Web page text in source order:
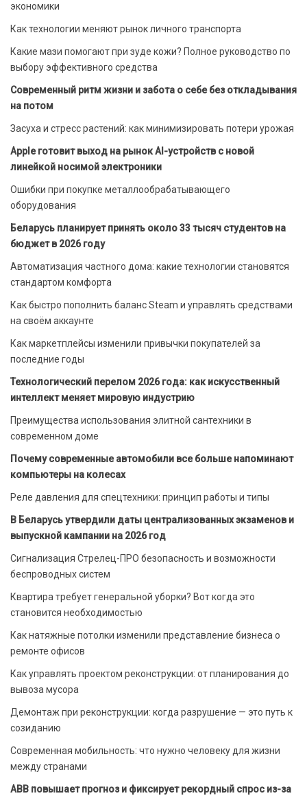
экономики
Как технологии меняют рынок личного транспорта
Какие мази помогают при зуде кожи? Полное руководство по
выбору эффективного средства
Современный ритм жизни и забота о себе без откладывания
на потом
Засуха и стресс растений: как минимизировать потери урожая
Apple готовит выход на рынок AI-устройств с новой
линейкой носимой электроники
Ошибки при покупке металлообрабатывающего
оборудования
Беларусь планирует принять около 33 тысяч студентов на
бюджет в 2026 году
Автоматизация частного дома: какие технологии становятся
стандартом комфорта
Как быстро пополнить баланс Steam и управлять средствами
на своём аккаунте
Как маркетплейсы изменили привычки покупателей за
последние годы
Технологический перелом 2026 года: как искусственный
интеллект меняет мировую индустрию
Преимущества использования элитной сантехники в
современном доме
Почему современные автомобили все больше напоминают
компьютеры на колесах
Реле давления для спецтехники: принцип работы и типы
В Беларусь утвердили даты централизованных экзаменов и
выпускной кампании на 2026 год
Сигнализация Стрелец-ПРО безопасность и возможности
беспроводных систем
Квартира требует генеральной уборки? Вот когда это
становится необходимостью
Как натяжные потолки изменили представление бизнеса о
ремонте офисов
Как управлять проектом реконструкции: от планирования до
вывоза мусора
Демонтаж при реконструкции: когда разрушение — это путь к
созиданию
Современная мобильность: что нужно человеку для жизни
между странами
ABB повышает прогноз и фиксирует рекордный спрос из-за